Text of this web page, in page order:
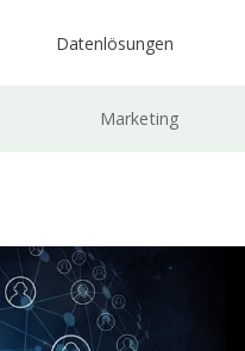
Datenlösungen
Marketing